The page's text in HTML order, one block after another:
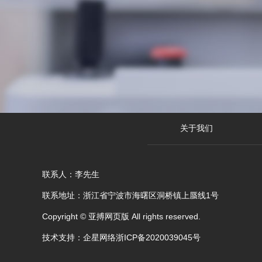
关于我们
联系人：李先生
联系地址：浙江省宁波市海曙区洞桥镇上蜃线1号
Copyright © 亚搏网页版 All rights reserved.
技术支持：企星网络浙ICP备2020039045号